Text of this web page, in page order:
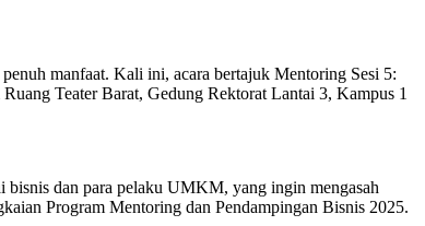
manfaat. Kali ini, acara bertajuk Mentoring Sesi 5:
Teater Barat, Gedung Rektorat Lantai 3, Kampus 1
dan para pelaku UMKM, yang ingin mengasah
Program Mentoring dan Pendampingan Bisnis 2025.